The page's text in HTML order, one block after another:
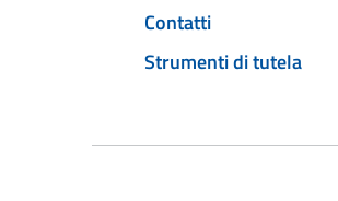
Contatti
Strumenti di tutela